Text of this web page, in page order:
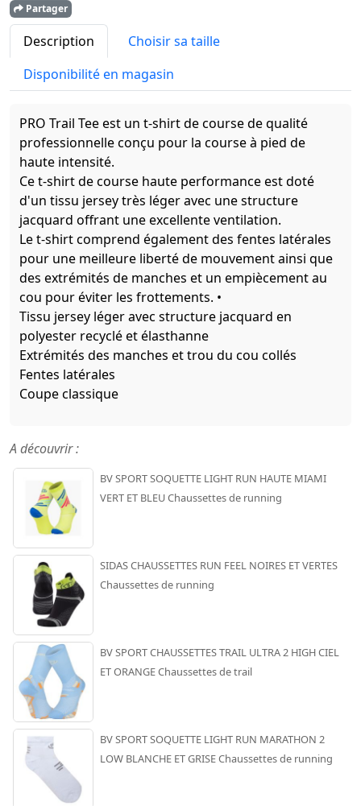
Partager
Description
Choisir sa taille
Disponibilité en magasin
PRO Trail Tee est un t-shirt de course de qualité
professionnelle conçu pour la course à pied de
haute intensité.
Ce t-shirt de course haute performance est doté
d'un tissu jersey très léger avec une structure
jacquard offrant une excellente ventilation.
Le t-shirt comprend également des fentes latérales
pour une meilleure liberté de mouvement ainsi que
des extrémités de manches et un empiècement au
cou pour éviter les frottements. •
Tissu jersey léger avec structure jacquard en
polyester recyclé et élasthanne
Extrémités des manches et trou du cou collés
Fentes latérales
Coupe classique
A découvrir :
BV SPORT SOQUETTE LIGHT RUN HAUTE MIAMI
VERT ET BLEU Chaussettes de running
SIDAS CHAUSSETTES RUN FEEL NOIRES ET VERTES
Chaussettes de running
BV SPORT CHAUSSETTES TRAIL ULTRA 2 HIGH CIEL
ET ORANGE Chaussettes de trail
BV SPORT SOQUETTE LIGHT RUN MARATHON 2
LOW BLANCHE ET GRISE Chaussettes de running